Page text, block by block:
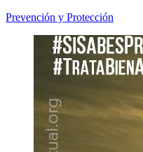
Prevención y Protección